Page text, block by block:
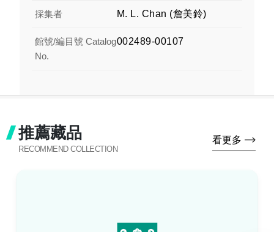
採集者 M. L. Chan (詹美鈴)
館號/編目號 Catalog
No.
002489-00107
推薦藏品
RECOMMEND COLLECTION
看更多